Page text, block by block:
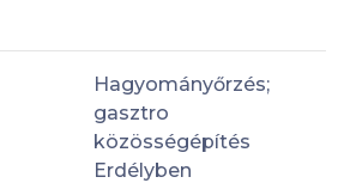
Hagyományőrzés;
gasztro
közösségépítés
Erdélyben